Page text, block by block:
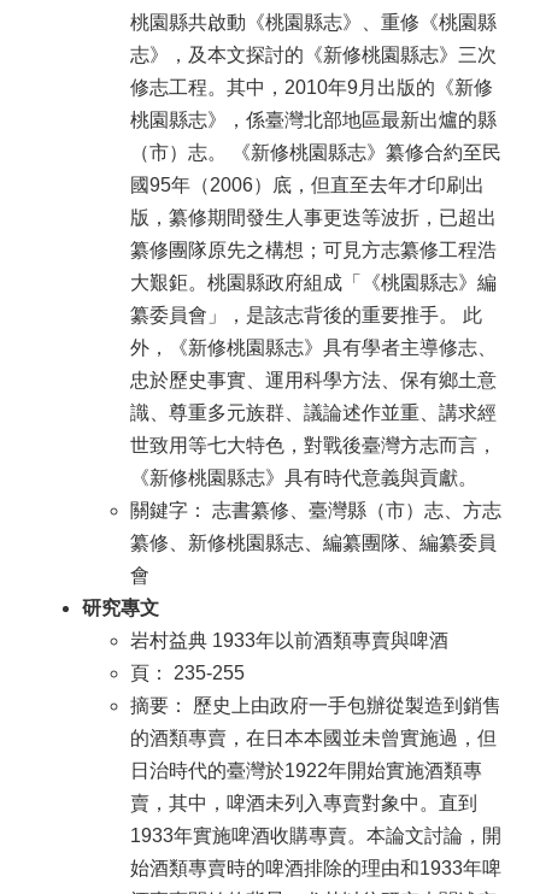
桃園縣共啟動《桃園縣志》、重修《桃園縣
志》，及本文探討的《新修桃園縣志》三次
修志工程。其中，2010年9月出版的《新修
桃園縣志》，係臺灣北部地區最新出爐的縣
（市）志。 《新修桃園縣志》纂修合約至民
國95年（2006）底，但直至去年才印刷出
版，纂修期間發生人事更迭等波折，已超出
纂修團隊原先之構想；可見方志纂修工程浩
大艱鉅。桃園縣政府組成「《桃園縣志》編
纂委員會」，是該志背後的重要推手。 此
外，《新修桃園縣志》具有學者主導修志、
忠於歷史事實、運用科學方法、保有鄉土意
識、尊重多元族群、議論述作並重、講求經
世致用等七大特色，對戰後臺灣方志而言，
《新修桃園縣志》具有時代意義與貢獻。
關鍵字： 志書纂修、臺灣縣（市）志、方志
纂修、新修桃園縣志、編纂團隊、編纂委員
會
研究專文
岩村益典 1933年以前酒類專賣與啤酒
頁： 235-255
摘要： 歷史上由政府一手包辦從製造到銷售
的酒類專賣，在日本本國並未曾實施過，但
日治時代的臺灣於1922年開始實施酒類專
賣，其中，啤酒未列入專賣對象中。直到
1933年實施啤酒收購專賣。本論文討論，開
始酒類專賣時的啤酒排除的理由和1933年啤